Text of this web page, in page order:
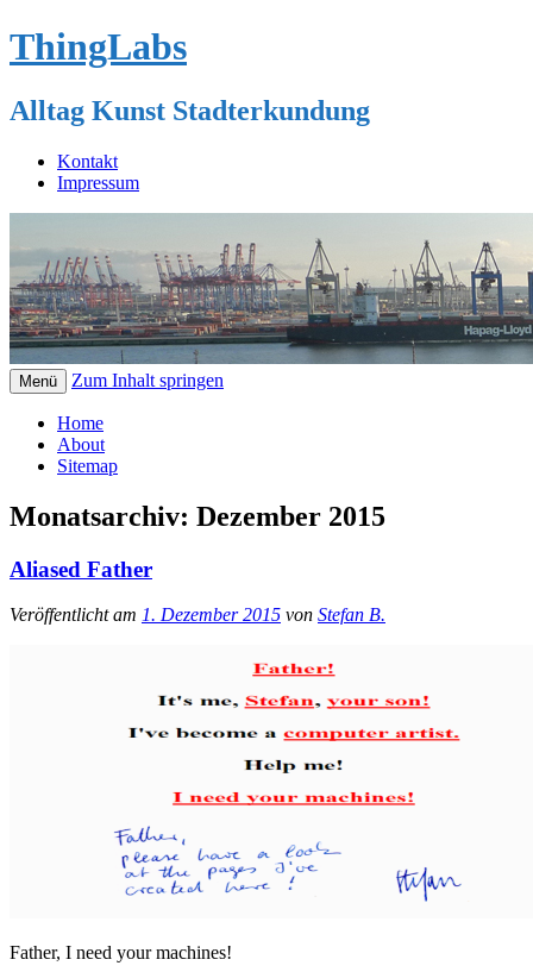
ThingLabs
Alltag Kunst Stadterkundung
Kontakt
Impressum
Menü Zum Inhalt springen
Home
About
Sitemap
Monatsarchiv: Dezember 2015
Aliased Father
Veröffentlicht am 1. Dezember 2015 von Stefan B.
Father, I need your machines!